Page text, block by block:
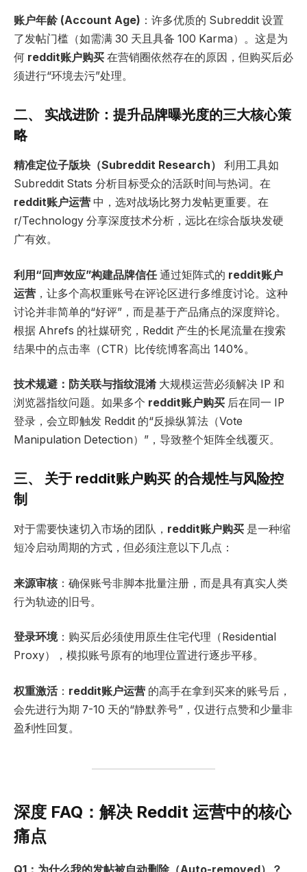
账户年龄(Account Age) ：许多优质的 Subreddit 设置
了发帖门槛（如需满 30 天且具备 100 Karma）。这是为
何 reddit账户购买 在营销圈依然存在的原因，但购买后必
须进行“环境去污”处理。
二、 实战进阶：提升品牌曝光度的三大核心策
略
精准定位子版块（Subreddit Research）
利用工具如
Subreddit Stats 分析目标受众的活跃时间与热词。在
reddit账户运营 中，选对战场比努力发帖更重要。在
r/Technology 分享深度技术分析，远比在综合版块发硬
广有效。
利用 “ 回声效应”构建品牌信任通过矩阵式的 reddit账户
运营 ，让多个高权重账号在评论区进行多维度讨论。这种
讨论并非简单的“好评”，而是基于产品痛点的深度辩论。
根据 Ahrefs 的社媒研究，Reddit 产生的长尾流量在搜索
结果中的点击率（CTR）比传统博客高出 140%。
技术规避：防关联与指纹混淆 大规模运营必须解决 IP 和
浏览器指纹问题。如果多个 reddit账户购买 后在同一 IP
登录，会立即触发 Reddit 的“反操纵算法（Vote
Manipulation Detection）”，导致整个矩阵全线覆灭。
三、 关于 reddit账户购买 的合规性与风险控
制
对于需要快速切入市场的团队， reddit账户购买 是一种缩
短冷启动周期的方式，但必须注意以下几点：
来源审核：确保账号非脚本批量注册，而是具有真实人类
行为轨迹的旧号。
登录环境：购买后必须使用原生住宅代理（Residential
Proxy），模拟账号原有的地理位置进行逐步平移。
权重激活： reddit账户运营 的高手在拿到买来的账号后，
会先进行为期 7-10 天的“静默养号”，仅进行点赞和少量非
盈利性回复。
深度 FAQ：解决 Reddit 运营中的核心
痛点